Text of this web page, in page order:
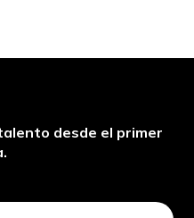
desde el primer